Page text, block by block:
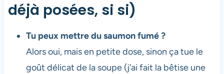
déjà posées, si si)
Tu peux mettre du saumon fumé ?
Alors oui, mais en petite dose, sinon ça tue le
goût délicat de la soupe (j’ai fait la bêtise une